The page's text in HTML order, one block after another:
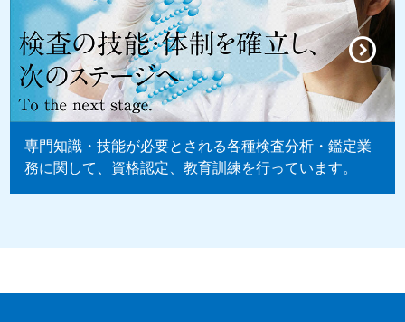
専門知識・技能が必要とされる各種検査分析・鑑定業
務に関して、資格認定、教育訓練を行っています。